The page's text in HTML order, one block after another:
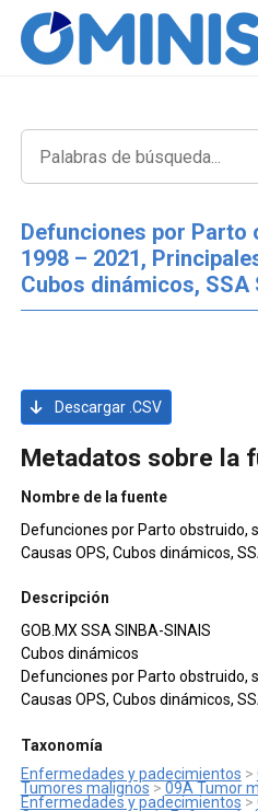
Defunciones por Parto
1998 – 2021,
Cubos dinámicos, SSA
Descargar .CSV
Metadatos sobre la
Nombre de la fuente
Defunciones por Parto obstruido,
Causas OPS, Cubos dinámicos,
Descripción
GOB.MX SSA SINBA-SINAIS
Cubos dinámicos
Defunciones por Parto obstruido,
Causas OPS, Cubos dinámicos,
Taxonomía
Enfermedades y padecimientos >
Tumores malignos > 09A Tumor
Enfermedades y padecimientos >